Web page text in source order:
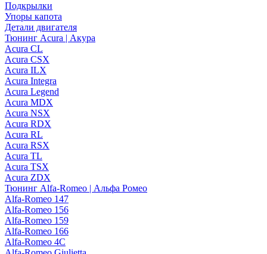
Подкрылки
Упоры капота
Детали двигателя
Тюнинг Acura | Акура
Acura CL
Acura CSX
Acura ILX
Acura Integra
Acura Legend
Acura MDX
Acura NSX
Acura RDX
Acura RL
Acura RSX
Acura TL
Acura TSX
Acura ZDX
Тюнинг Alfa-Romeo | Альфа Ромео
Alfa-Romeo 147
Alfa-Romeo 156
Alfa-Romeo 159
Alfa-Romeo 166
Alfa-Romeo 4C